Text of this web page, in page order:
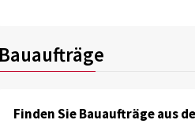
Bauaufträge
Finden Sie Bauaufträge aus